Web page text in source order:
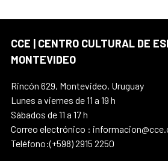
CCE | CENTRO CULTURAL DE
MONTEVIDEO
Rincón 629, Montevideo, Uruguay
Lunes a viernes de 11 a 19 h
Sábados de 11 a 17 h
Correo electrónico :
Teléfono:(+598) 2915 2250